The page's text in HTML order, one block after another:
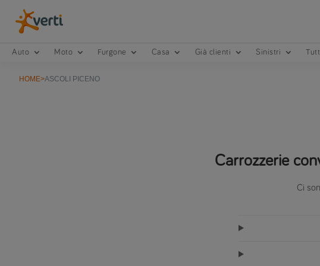
Auto Moto Furgone Casa Già clienti Sinistri
HOME>ASCOLI PICENO
Carrozzerie
Ci